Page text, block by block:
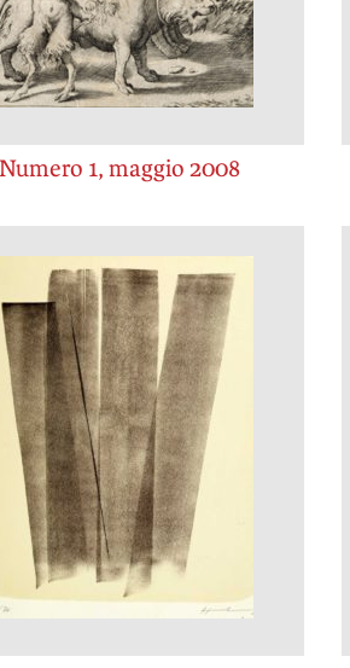
Numero 1, maggio 2008